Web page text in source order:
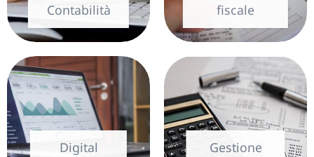
Contabilità
fiscale
Digital
Gestione